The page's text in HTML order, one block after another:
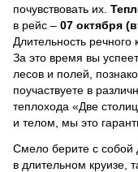
почувствовать их.
в рейс – 07 октября
Длительность речного
За это время вы
лесов и полей,
поучаствуете в
теплохода «Две
и телом, мы это
Смело берите с собой
в длительном круизе,